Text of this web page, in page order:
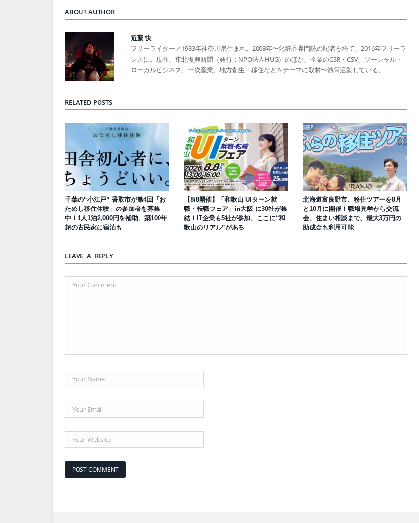
ABOUT AUTHOR
近藤 快
フリーライター／1983年神奈川県生まれ。2008年〜化粧品専門誌の記者を経て、2016年フリーラ
ンスに。現在、東北復興新聞（発行：NPO法人HUG）のほか、企業のCSR・CSV、ソーシャル・
ローカルビジネス、一次産業、地方創生・移住などをテーマに取材〜執筆活動している。
RELATED POSTS
千葉の“小江戸” 香取市が第4回「お
ためし移住体験」の参加者を募集
中！1人1泊2,000円を補助、築100年
超の古民家に宿泊も
【8/8開催】「和歌山 UIターン就
職・転職フェア」in大阪 に30社が集
結！IT企業も5社が参加、ここに“和
歌山のリアル”がある
北海道富良野市、移住ツアーを8月
と10月に開催！職場見学から交流
会、住まい相談まで、最大3万円の
助成金も利用可能
LEAVE A REPLY
千葉の“小江戸” 香取市が第4回「おためし移住体験」の参加者を募集中！1
人1泊2,000円を補助、築100年超の古民家に宿泊も
岡山市、都市圏のデジタルコンテンツ企業向け視察ツアーを8月末に開催！
企業訪問や専門学生と交流、申し込みは7/27まで
学生対象の「とっとり IT summerCAMP 2026」9/24~26開催！チームでシ
ステム開発、県内IT企業やエンジニアとの交流も
利用者の45％・100人超が移住！奈良市お試し移住制度、宿のオーナーがナ
ビゲートする新サービス「まち案内」が追加
愛知県西尾市、定住移住サイト「にし推し暮らし」を開設！転出者やファミ
リー層に魅力を発信、データや支援制度も充実
【6/27開催】参加無料！いしかわUIターン大相談会 in大阪 自治体・支援団
体に加え、能美市のソフトウェア開発会社も参戦
【6/20開催】「札幌UIターン就職フェアin東京」に優良企業28社が集結！エ
ンジニア募集のソフトウェア開発企業も複数参加
【6/13開催】島根県内18市町村、IT転職支援機関が大阪に集う移住相談会！
6/6には“人間関係”をテーマにオンラインツアー